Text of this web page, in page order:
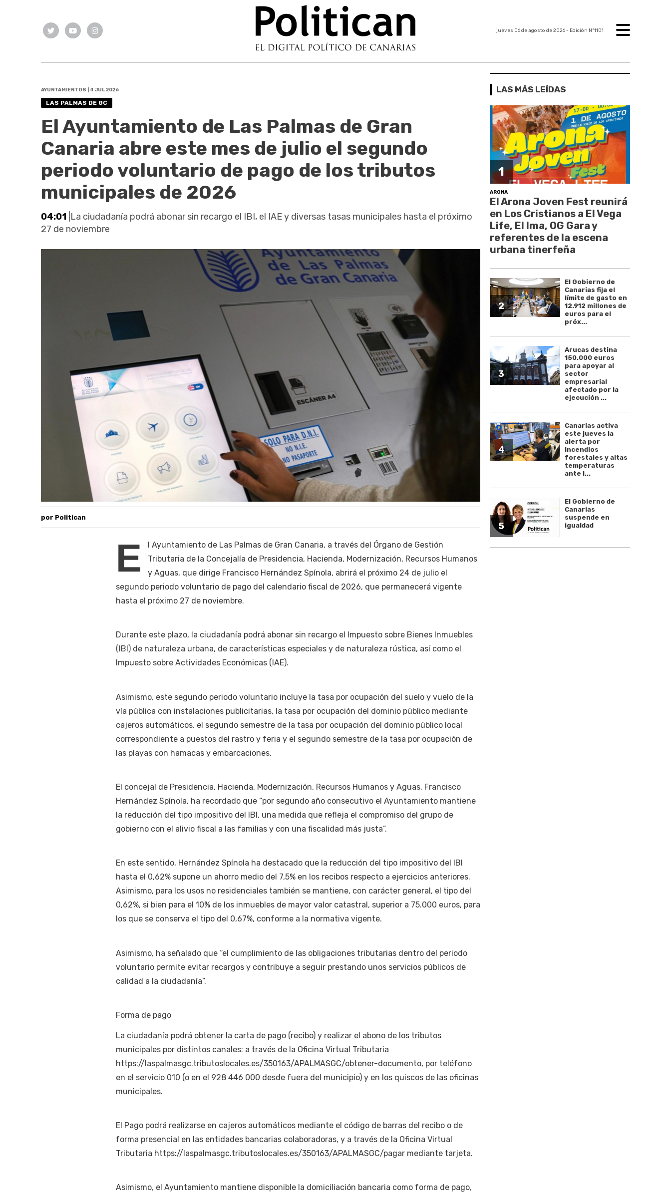
jueves 06 de agosto de 2026- Edición Nº1101
AYUNTAMIENTOS | 4 JUL 2026
LAS PALMAS DE GC
El Ayuntamiento de Las Palmas de Gran
Canaria abre este mes de julio el segundo
periodo voluntario de pago de los tributos
municipales de 2026
04:01 |La ciudadanía podrá abonar sin recargo el IBI, el IAE y diversas tasas municipales hasta el próximo
27 de noviembre
por Politican
E
l Ayuntamiento de Las Palmas de Gran Canaria, a través del Órgano de Gestión
Tributaria de la Concejalía de Presidencia, Hacienda, Modernización, Recursos Humanos
y Aguas, que dirige Francisco Hernández Spínola, abrirá el próximo 24 de julio el
segundo periodo voluntario de pago del calendario fiscal de 2026, que permanecerá vigente
hasta el próximo 27 de noviembre.
Durante este plazo, la ciudadanía podrá abonar sin recargo el Impuesto sobre Bienes Inmuebles
(IBI) de naturaleza urbana, de características especiales y de naturaleza rústica, así como el
Impuesto sobre Actividades Económicas (IAE).
Asimismo, este segundo periodo voluntario incluye la tasa por ocupación del suelo y vuelo de la
vía pública con instalaciones publicitarias, la tasa por ocupación del dominio público mediante
cajeros automáticos, el segundo semestre de la tasa por ocupación del dominio público local
correspondiente a puestos del rastro y feria y el segundo semestre de la tasa por ocupación de
las playas con hamacas y embarcaciones.
El concejal de Presidencia, Hacienda, Modernización, Recursos Humanos y Aguas, Francisco
Hernández Spínola, ha recordado que “por segundo año consecutivo el Ayuntamiento mantiene
la reducción del tipo impositivo del IBI, una medida que refleja el compromiso del grupo de
gobierno con el alivio fiscal a las familias y con una fiscalidad más justa”.
En este sentido, Hernández Spínola ha destacado que la reducción del tipo impositivo del IBI
hasta el 0,62% supone un ahorro medio del 7,5% en los recibos respecto a ejercicios anteriores.
Asimismo, para los usos no residenciales también se mantiene, con carácter general, el tipo del
0,62%, si bien para el 10% de los inmuebles de mayor valor catastral, superior a 75.000 euros, para
los que se conserva el tipo del 0,67%, conforme a la normativa vigente.
Asimismo, ha señalado que “el cumplimiento de las obligaciones tributarias dentro del periodo
voluntario permite evitar recargos y contribuye a seguir prestando unos servicios públicos de
calidad a la ciudadanía”.
Forma de pago
La ciudadanía podrá obtener la carta de pago (recibo) y realizar el abono de los tributos
municipales por distintos canales: a través de la Oficina Virtual Tributaria
https://laspalmasgc.tributoslocales.es/350163/APALMASGC/obtener-documento, por teléfono
en el servicio 010 (o en el 928 446 000 desde fuera del municipio) y en los quiscos de las oficinas
municipales.
El Pago podrá realizarse en cajeros automáticos mediante el código de barras del recibo o de
forma presencial en las entidades bancarias colaboradoras, y a través de la Oficina Virtual
Tributaria https://laspalmasgc.tributoslocales.es/350163/APALMASGC/pagar mediante tarjeta.
Asimismo, el Ayuntamiento mantiene disponible la domiciliación bancaria como forma de pago,
LAS MÁS LEÍDAS
1
ARONA
El Arona Joven Fest reunirá
en Los Cristianos a El Vega
Life, El Ima, OG Gara y
referentes de la escena
urbana tinerfeña
2
El Gobierno de
Canarias fija el
límite de gasto en
12.912 millones de
euros para el
próx...
3
Arucas destina
150.000 euros
para apoyar al
sector
empresarial
afectado por la
ejecución ...
4
Canarias activa
este jueves la
alerta por
incendios
forestales y altas
temperaturas
ante l...
5
El Gobierno de
Canarias
suspende en
igualdad